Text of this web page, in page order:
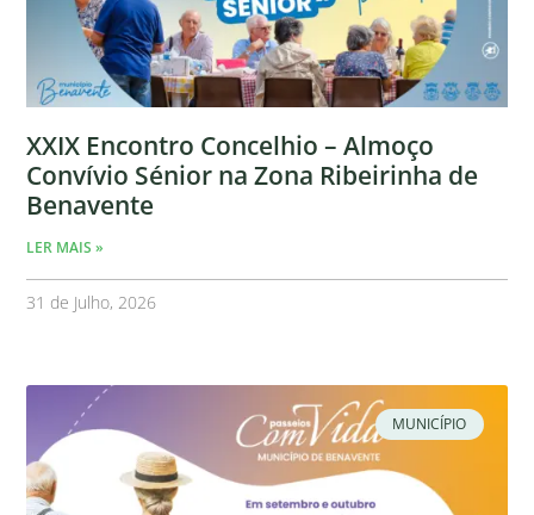
XXIX Encontro Concelhio – Almoço
Convívio Sénior na Zona Ribeirinha de
Benavente
LER MAIS »
31 de Julho, 2026
MUNICÍPIO